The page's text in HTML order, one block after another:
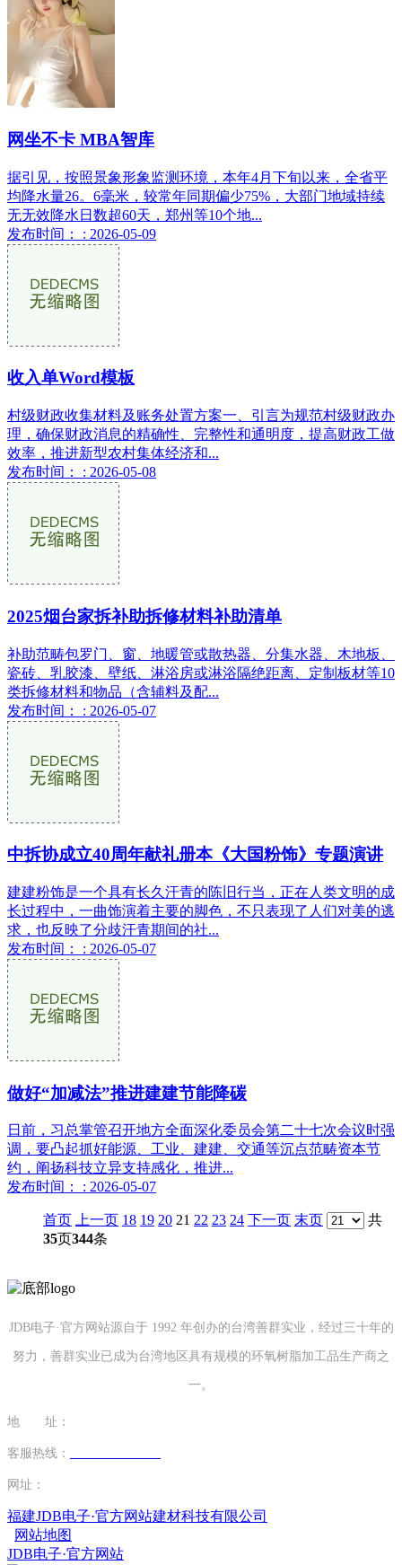
网坐不卡 MBA智库
据引见，按照景象形象监测环境，本年4月下旬以来，全省平
均降水量26。6毫米，较常年同期偏少75%，大部门地域持续
无无效降水日数超60天，郑州等10个地...
发布时间： : 2026-05-09
收入单Word模板
村级财政收集材料及账务处置方案一、引言为规范村级财政办
理，确保财政消息的精确性、完整性和通明度，提高财政工做
效率，推进新型农村集体经济和...
发布时间： : 2026-05-08
2025烟台家拆补助拆修材料补助清单
补助范畴包罗门、窗、地暖管或散热器、分集水器、木地板、
瓷砖、乳胶漆、壁纸、淋浴房或淋浴隔绝距离、定制板材等10
类拆修材料和物品（含辅料及配...
发布时间： : 2026-05-07
中拆协成立40周年献礼册本《大国粉饰》专题演讲
建建粉饰是一个具有长久汗青的陈旧行当，正在人类文明的成
长过程中，一曲饰演着主要的脚色，不只表现了人们对美的逃
求，也反映了分歧汗青期间的社...
发布时间： : 2026-05-07
做好“加减法”推进建建节能降碳
日前，习总掌管召开地方全面深化委员会第二十七次会议时强
调，要凸起抓好能源、工业、建建、交通等沉点范畴资本节
约，阐扬科技立异支持感化，推进...
发布时间： : 2026-05-07
首页 上一页 18 19 20 21 22 23 24 下一页 末页
共
35页344条
JDB电子·官方网站源自于 1992 年创办的台湾善群实业，经过三十年的
努力，善群实业已成为台湾地区具有规模的环氧树脂加工品生产商之
一。
地 址：
客服热线：
网址：
福建JDB电子·官方网站建材科技有限公司
网站地图
JDB电子·官方网站